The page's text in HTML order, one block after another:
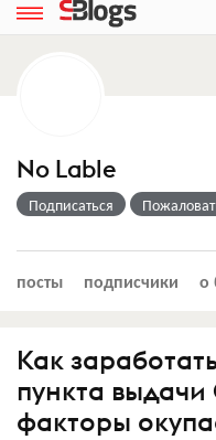
No Lable
Подписаться
посты подписчики о
Как
пункта
факторы